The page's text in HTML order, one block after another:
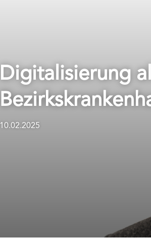
Digitalisierung
10.02.2025